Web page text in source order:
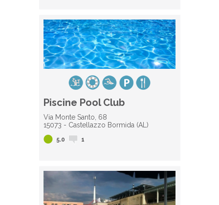
Piscine Pool Club
Via Monte Santo, 68
15073 - Castellazzo Bormida (AL)
5.0 1